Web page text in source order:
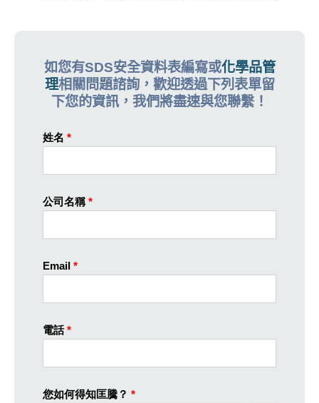
如您有SDS安全資料表編寫或化學品管
理相關問題諮詢，歡迎透過下列表單留
下您的資訊，我們將盡速與您聯繫！
姓名 *
公司名稱*
Email *
電話*
您如何得知匡騰？ *